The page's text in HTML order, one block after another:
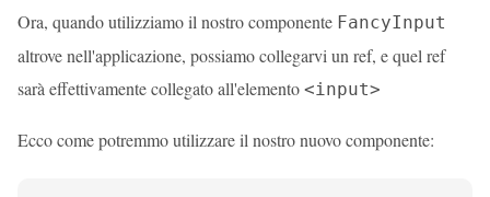
Ora, quando utilizziamo il nostro componente FancyInput
altrove nell'applicazione, possiamo collegarvi un ref, e quel ref
sarà effettivamente collegato all'elemento <input>
Ecco come potremmo utilizzare il nostro nuovo componente: